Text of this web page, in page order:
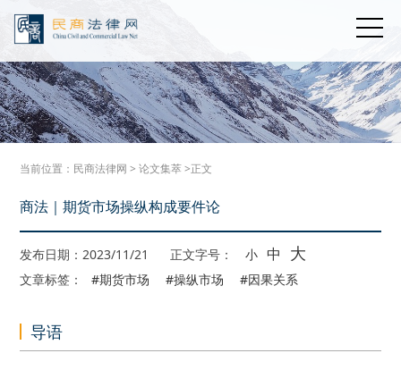
当前位置： 民商法律网 >论文集萃>正文
商法｜期货市场操纵构成要件论
发布日期：2023/11/21 正文字号： 小 中 大
文章标签： #期货市场 #操纵市场 #因果关系
导语